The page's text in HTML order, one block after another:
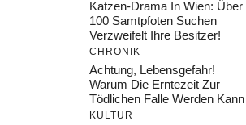
Katzen-Drama In Wien: Über
100 Samtpfoten Suchen
Verzweifelt Ihre Besitzer!
CHRONIK
Achtung, Lebensgefahr!
Warum Die Erntezeit Zur
Tödlichen Falle Werden Kann
KULTUR